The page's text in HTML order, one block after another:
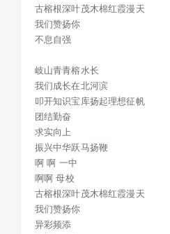
异彩频添
异彩频添
古榕根深叶茂木棉红霞漫天
我们赞扬你
不息自强
岐山青青榕水长
我们成长在北河滨
叩开知识宝库扬起理想征帆
团结勤奋
求实向上
振兴中华跃马扬鞭
啊 啊 一中
啊啊 母校
古榕根深叶茂木棉红霞漫天
我们赞扬你
异彩频添